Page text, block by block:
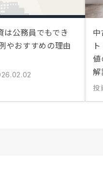
は公務員でもでき
やおすすめの理由
値
解
投